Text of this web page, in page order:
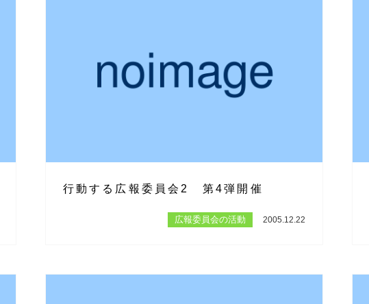
行動する広報委員会2 第4弾開催
広報委員会の活動 2005.12.22